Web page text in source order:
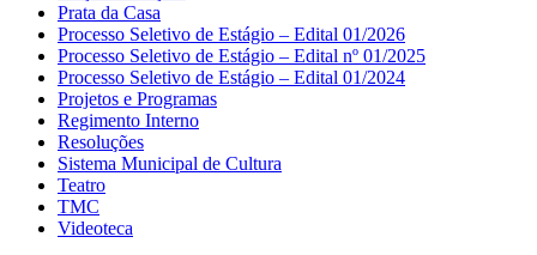
Prata da Casa
Processo Seletivo de Estágio – Edital 01/2026
Processo Seletivo de Estágio – Edital nº 01/2025
Processo Seletivo de Estágio – Edital 01/2024
Projetos e Programas
Regimento Interno
Resoluções
Sistema Municipal de Cultura
Teatro
TMC
Videoteca